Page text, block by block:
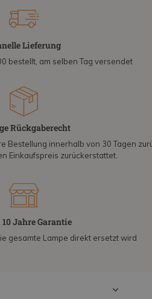
Lieferung
bestellt, am selben Tag versendet
Rückgaberecht
Bestellung innerhalb von 30 Tagen
Einkaufspreis zurückerstattet.
10 Jahre Garantie
gesamte Lampe direkt ersetzt wird